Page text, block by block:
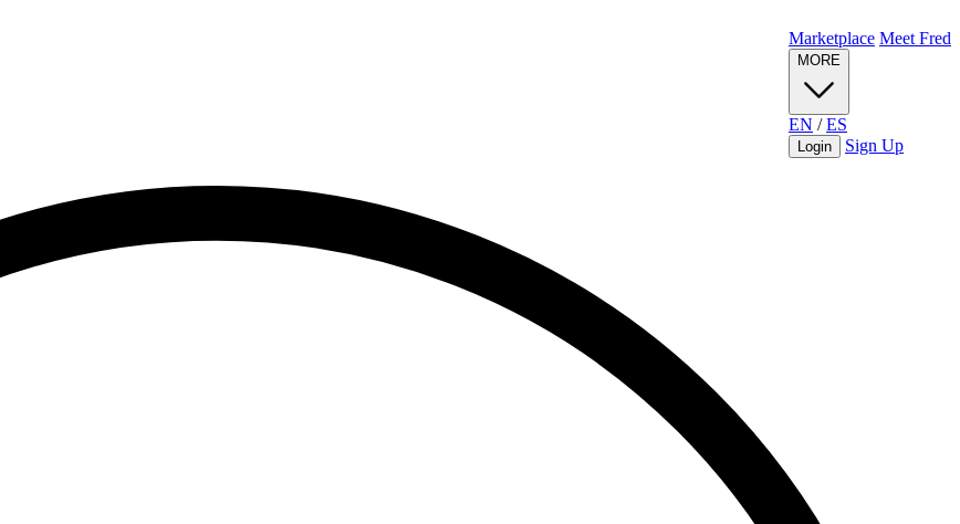
Marketplace Meet Fred
MORE
EN / ES
Login Sign Up